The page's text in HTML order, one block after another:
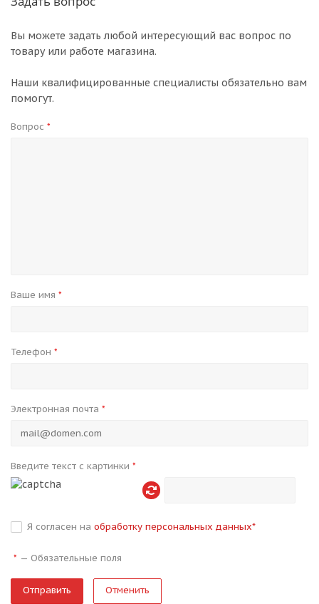
Вы можете задать любой интересующий вас вопрос по
товару или работе магазина.
Наши квалифицированные специалисты обязательно вам
помогут.
Вопрос *
Ваше имя *
Телефон *
Электронная почта *
Введите текст с картинки *
Я согласен на обработку персональных данных*
* — Обязательные поля
Отменить